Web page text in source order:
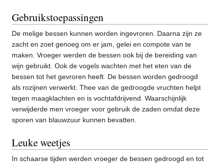
Gebruikstoepassingen
De melige bessen kunnen worden ingevroren. Daarna zijn ze
zacht en zoet genoeg om er jam, gelei en compote van te
maken. Vroeger werden de bessen ook bij de bereiding van
wijn gebruikt. Ook de vogels wachten met het eten van de
bessen tot het gevroren heeft. De bessen worden gedroogd
als rozijnen verwerkt. Thee van de gedroogde vruchten helpt
tegen maagklachten en is vochtafdrijvend. Waarschijnlijk
verwijderde men vroeger voor gebruik de zaden omdat deze
sporen van blauwzuur kunnen bevatten.
Leuke weetjes
In schaarse tijden werden vroeger de bessen gedroogd en tot